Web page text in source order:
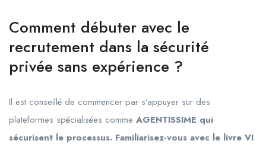
Comment débuter avec le
recrutement dans la sécurité
privée sans expérience ?
Il est conseillé de commencer par s’appuyer sur des
plateformes spécialisées comme AGENTISSIME qui
sécurisent le processus. Familiarisez-vous avec le livre VI